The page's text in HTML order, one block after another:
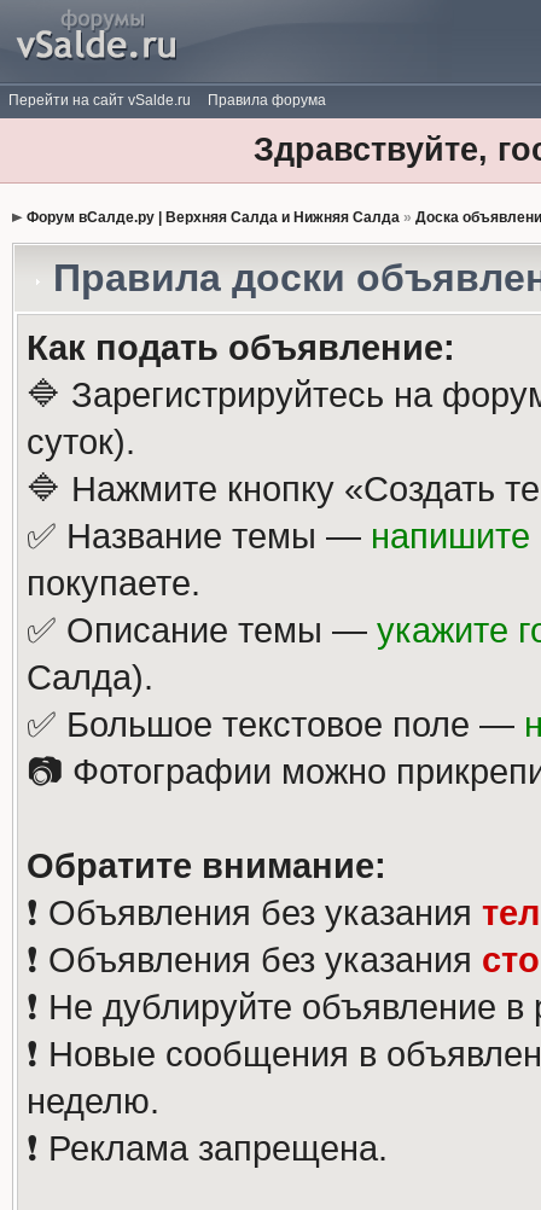
Перейти на сайт vSalde.ru Правила форума
Здравствуйте,
Форум вСалде.ру | Верхняя Салда и Нижняя Салда» Доска
Правила доски
Как подать объявление:
🔷 Зарегистрируйтесь на
суток).
🔷 Нажмите кнопку «Создать
✅ Название темы — напишите
покупаете.
✅ Описание темы — укажите
Салда).
✅ Большое текстовое поле —
📷 Фотографии можно
Обратите внимание:
❗️ Объявления без указания
❗️ Объявления без указания
❗️ Не дублируйте объявление
❗️ Новые сообщения в
неделю.
❗️ Реклама запрещена.